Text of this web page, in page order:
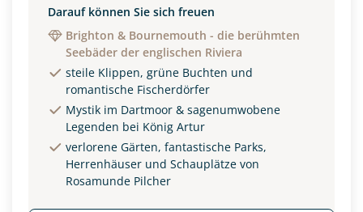
Darauf können Sie sich freuen
Brighton & Bournemouth - die berühmten
Seebäder der englischen Riviera
steile Klippen, grüne Buchten und
romantische Fischerdörfer
Mystik im Dartmoor & sagenumwobene
Legenden bei König Artur
verlorene Gärten, fantastische Parks,
Herrenhäuser und Schauplätze von
Rosamunde Pilcher